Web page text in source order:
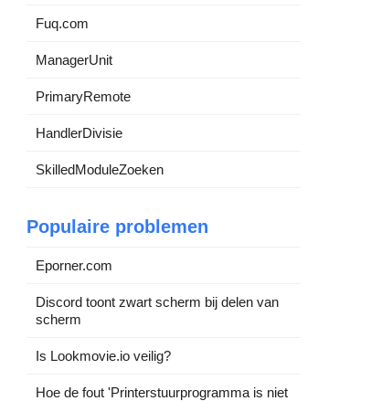
Fuq.com
ManagerUnit
PrimaryRemote
HandlerDivisie
SkilledModuleZoeken
Populaire problemen
Eporner.com
Discord toont zwart scherm bij delen van
scherm
Is Lookmovie.io veilig?
Hoe de fout 'Printerstuurprogramma is niet